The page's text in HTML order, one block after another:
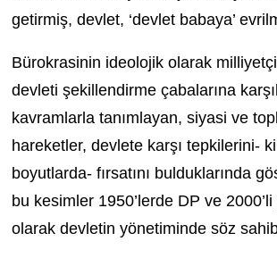
getirmiş, devlet, ‘devlet babaya’
Bürokrasinin ideolojik olarak
devleti şekillendirme çabalarına
kavramlarla tanımlayan, siyasi ve
hareketler, devlete karşı tepkilerini-
boyutlarda- fırsatını bulduklarında
bu kesimler 1950’lerde DP ve 2000’li
olarak devletin yönetiminde söz